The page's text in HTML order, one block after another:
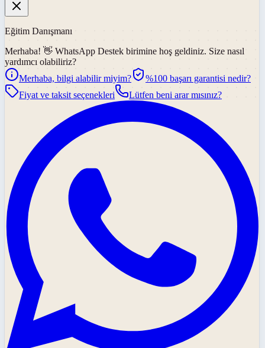
Eğitim Danışmanı
Merhaba! 👋 WhatsApp Destek birimine hoş geldiniz. Size nasıl
yardımcı olabiliriz?
Merhaba, bilgi alabilir miyim?
%100 başarı garantisi nedir?
Fiyat ve taksit seçenekleri
Lütfen beni arar mısınız?